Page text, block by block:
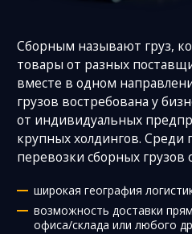
Сборным называют груз,
товары от разных
вместе в одном
грузов востребована у
от индивидуальных
крупных холдингов.
перевозки сборных грузов
широкая география
возможность доставки
офиса/склада или любого